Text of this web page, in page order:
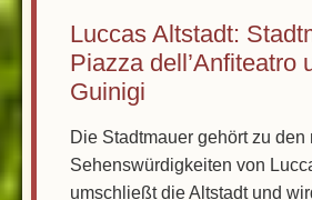
Luccas Altstadt:
Piazza dell’Anfiteatro
Guinigi
Die Stadtmauer gehört zu den
Sehenswürdigkeiten von
umschließt die Altstadt und